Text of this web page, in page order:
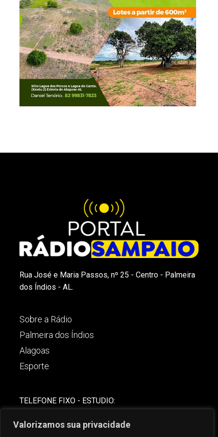
Valorizamos sua privacidade
Rua José e Maria Passos, nº 25 - Centro - Palmeira
dos Índios - AL.
Sobre a Rádio
Palmeira dos Índios
Alagoas
Esporte
TELEFONE FIXO - ESTUDIO: